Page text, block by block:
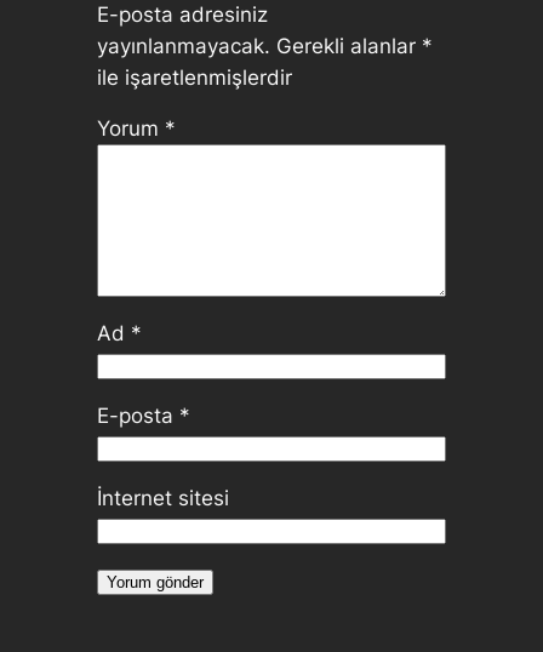
E-posta adresiniz
yayınlanmayacak. Gerekli alanlar *
ile işaretlenmişlerdir
Yorum *
Ad *
E-posta *
İnternet sitesi